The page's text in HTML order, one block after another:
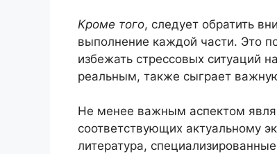
Кроме того, следует обратить
выполнение каждой части. Это
избежать стрессовых ситуаций
реальным, также сыграет
Не менее важным аспектом
соответствующих актуальному
литература,